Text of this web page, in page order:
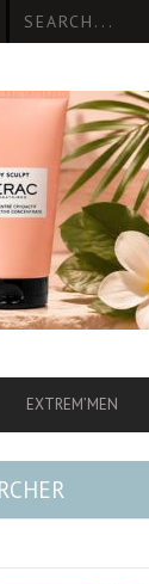
EXTREM’MEN